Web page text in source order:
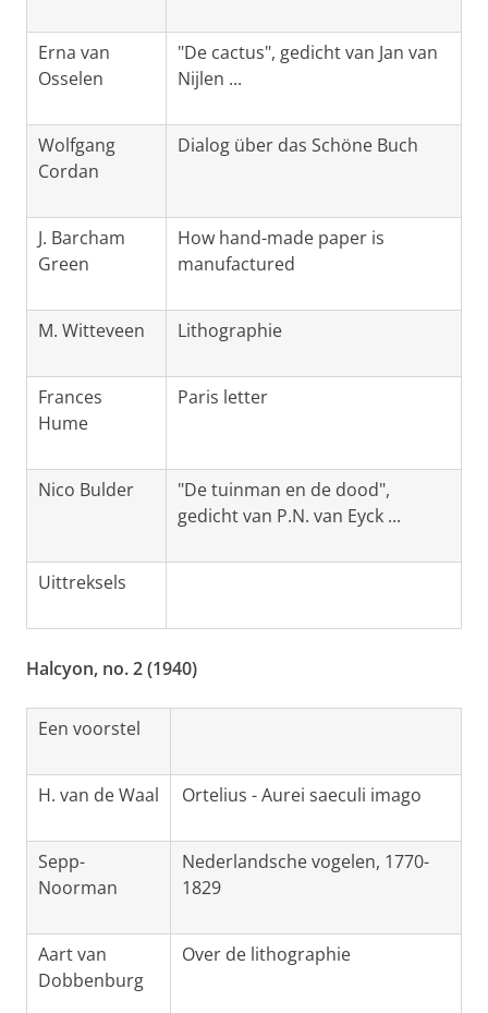
Erna van
Osselen
"De cactus", gedicht van Jan van
Nijlen ...
Wolfgang
Cordan
Dialog über das Schöne Buch
J. Barcham
Green
How hand-made paper is
manufactured
M. Witteveen Lithographie
Frances
Hume
Paris letter
Nico Bulder
"De tuinman en de dood",
gedicht van P.N. van Eyck ...
Uittreksels
Halcyon, no. 2 (1940)
Een voorstel
H. van de Waal Ortelius - Aurei saeculi imago
Sepp-
Noorman
Nederlandsche vogelen, 1770-
1829
Aart van
Dobbenburg
Over de lithographie